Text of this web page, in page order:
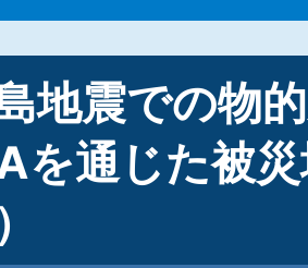
地震での物
を通じた被